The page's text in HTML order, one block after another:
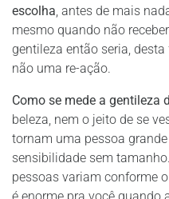
escolha, antes de mais
mesmo quando não
gentileza então seria,
não uma re-ação.
Como se mede a gentileza
beleza, nem o jeito de se
tornam uma pessoa
sensibilidade sem
pessoas variam conforme